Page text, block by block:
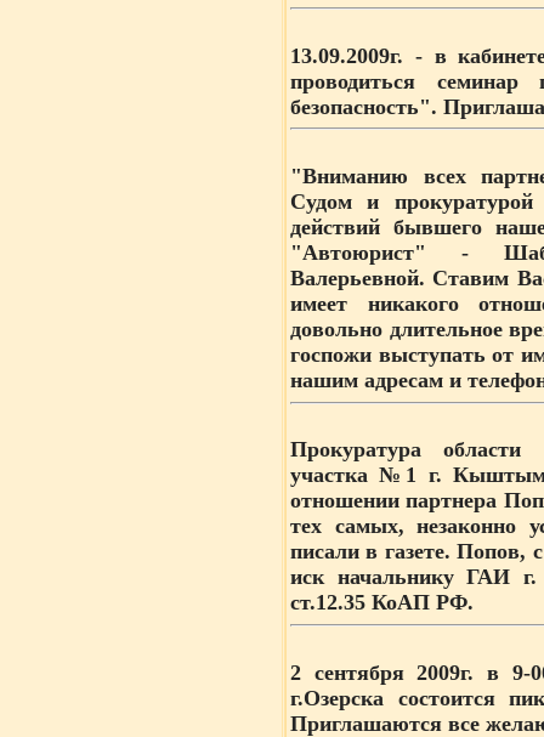
13.09.2009г. - в
проводиться
безопасность".
"Вниманию всех
Судом и прокуратурой
действий бывшего
"Автоюрист" -
Валерьевной. Ставим
имеет никакого
довольно длительное
госпожи выступать от
нашим адресам и
Прокуратура области
участка №1 г.
отношении партнера
тех самых, незаконно
писали в газете.
иск начальнику ГАИ
ст.12.35 КоАП РФ.
2 сентября 2009г. в 9-
г.Озерска состоится
Приглашаются все